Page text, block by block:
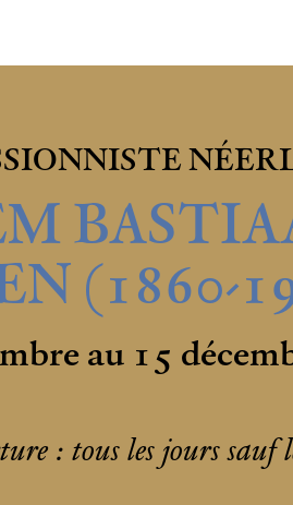
(1860-
au 15
: tous les jours sauf